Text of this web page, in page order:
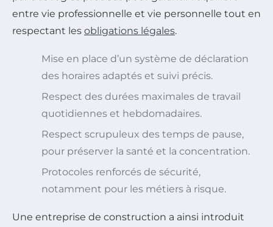
entre vie professionnelle et vie personnelle tout en
respectant les obligations légales.
Mise en place d’un système de déclaration
des horaires adaptés et suivi précis.
Respect des durées maximales de travail
quotidiennes et hebdomadaires.
Respect scrupuleux des temps de pause,
pour préserver la santé et la concentration.
Protocoles renforcés de sécurité,
notamment pour les métiers à risque.
Une entreprise de construction a ainsi introduit